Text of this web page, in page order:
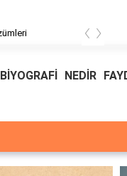
‹ ›
BİYOGRAFİ NEDİR